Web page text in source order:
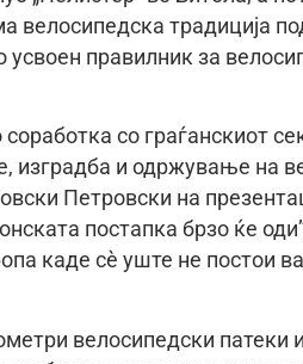
велосипедска традиција
правилник за
со граѓанскиот
изградба и одржување на
Петровски на
постапка брзо ќе
каде сè уште не постои
велосипедски патеки